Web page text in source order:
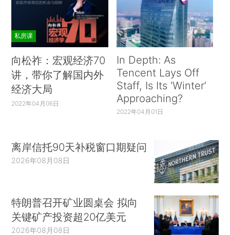
私房课
向松祚：宏观经济70
讲，带你了解国内外
经济大局
2022年04月06日
In Depth: As
Tencent Lays Off
Staff, Is Its ‘Winter’
Approaching?
2022年04月01日
离岸信托90天补税窗口期疑问
2026年08月08日
特朗普召开矿业圆桌会 拟向
关键矿产投资超20亿美元
2026年08月08日